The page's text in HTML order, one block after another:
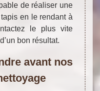
de réaliser une
en le rendant à
le plus vite
bon résultat.
avant nos